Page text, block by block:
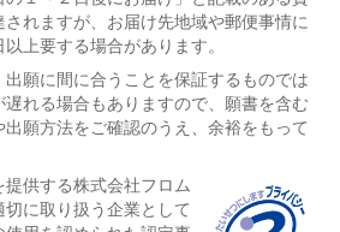
れますが、お届け先地域や郵便事情に
上要する場合があります。
願に間に合うことを保証するものでは
れる場合もありますので、願書を含む
願方法をご確認のうえ、余裕をもって
供する株式会社フロム
に取り扱う企業として